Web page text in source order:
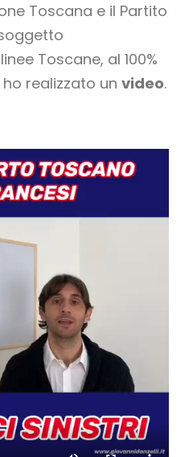
Toscana e il Partito
Toscane, al 100%
realizzato un video.